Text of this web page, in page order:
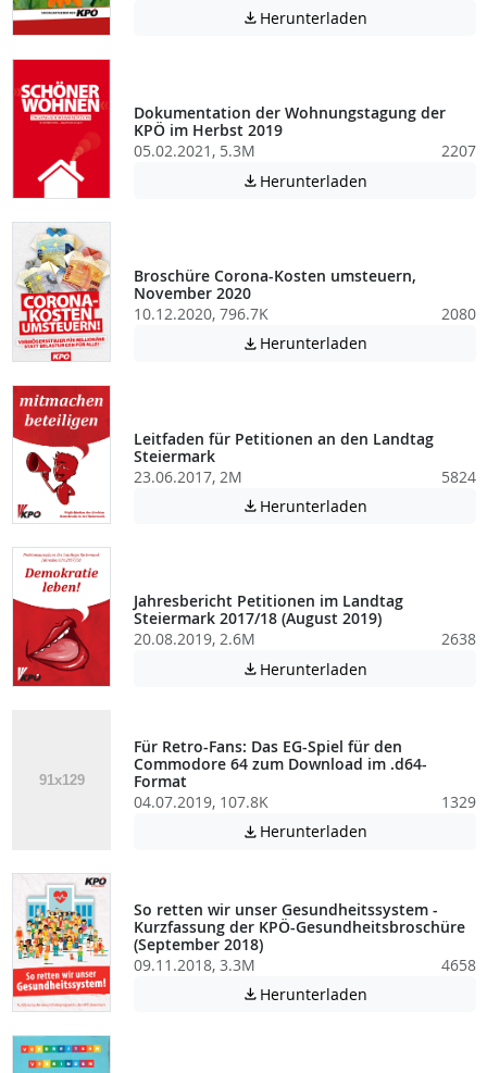
 Herunterladen
Dokumentation der Wohnungstagung der
KPÖ im Herbst 2019
05.02.2021, 5.3M
2207
 Herunterladen
Broschüre Corona-Kosten umsteuern,
November 2020
10.12.2020, 796.7K
2080
 Herunterladen
Leitfaden für Petitionen an den Landtag
Steiermark
23.06.2017, 2M
5824
 Herunterladen
Jahresbericht Petitionen im Landtag
Steiermark 2017/18 (August 2019)
20.08.2019, 2.6M
2638
 Herunterladen
Für Retro-Fans: Das EG-Spiel für den
Commodore 64 zum Download im .d64-
Format
04.07.2019, 107.8K
1329
 Herunterladen
So retten wir unser Gesundheitssystem -
Kurzfassung der KPÖ-Gesundheitsbroschüre
(September 2018)
09.11.2018, 3.3M
4658
 Herunterladen